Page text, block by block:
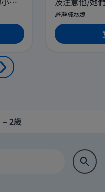
從
可
要
和
時，提供一
導，讓他們
許靜儀姑娘
– 2歲